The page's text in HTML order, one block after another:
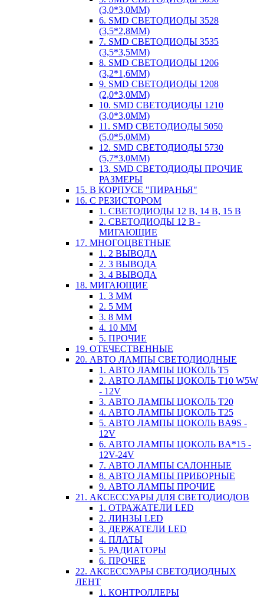
(3,0*3,0ММ)
6. SMD СВЕТОДИОДЫ 3528
(3,5*2,8ММ)
7. SMD СВЕТОДИОДЫ 3535
(3,5*3,5ММ)
8. SMD СВЕТОДИОДЫ 1206
(3,2*1,6ММ)
9. SMD СВЕТОДИОДЫ 1208
(2,0*3,0ММ)
10. SMD СВЕТОДИОДЫ 1210
(3,0*3,0ММ)
11. SMD СВЕТОДИОДЫ 5050
(5,0*5,0ММ)
12. SMD СВЕТОДИОДЫ 5730
(5,7*3,0ММ)
13. SMD СВЕТОДИОДЫ ПРОЧИЕ
РАЗМЕРЫ
15. В КОРПУСЕ "ПИРАНЬЯ"
16. С РЕЗИСТОРОМ
1. СВЕТОДИОДЫ 12 В, 14 В, 15 В
2. СВЕТОДИОДЫ 12 В -
МИГАЮЩИЕ
17. МНОГОЦВЕТНЫЕ
1. 2 ВЫВОДА
2. 3 ВЫВОДА
3. 4 ВЫВОДА
18. МИГАЮЩИЕ
1. 3 ММ
2. 5 ММ
3. 8 ММ
4. 10 ММ
5. ПРОЧИЕ
19. ОТЕЧЕСТВЕННЫЕ
20. АВТО ЛАМПЫ СВЕТОДИОДНЫЕ
1. АВТО ЛАМПЫ ЦОКОЛЬ T5
2. АВТО ЛАМПЫ ЦОКОЛЬ T10 W5W
- 12V
3. АВТО ЛАМПЫ ЦОКОЛЬ T20
4. АВТО ЛАМПЫ ЦОКОЛЬ T25
5. АВТО ЛАМПЫ ЦОКОЛЬ BA9S -
12V
6. АВТО ЛАМПЫ ЦОКОЛЬ BA*15 -
12V-24V
7. АВТО ЛАМПЫ САЛОННЫЕ
8. АВТО ЛАМПЫ ПРИБОРНЫЕ
9. АВТО ЛАМПЫ ПРОЧИЕ
21. АКСЕССУАРЫ ДЛЯ СВЕТОДИОДОВ
1. ОТРАЖАТЕЛИ LED
2. ЛИНЗЫ LED
3. ДЕРЖАТЕЛИ LED
4. ПЛАТЫ
5. РАДИАТОРЫ
6. ПРОЧЕЕ
22. АКСЕССУАРЫ СВЕТОДИОДНЫХ
ЛЕНТ
1. КОНТРОЛЛЕРЫ